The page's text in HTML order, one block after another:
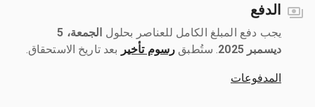
الدفع
يجب دفع المبلغ الكامل للعناصر بحلول ‎
الجمعة، 5
ديسمبر 2025
‎. ستُطبق رسوم تأخير بعد تاريخ الاستحقاق.
المدفوعات